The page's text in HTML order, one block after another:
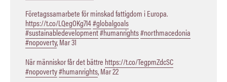
Företagssamarbete för minskad fattigdom i Europa.
https://t.co/LQegOKg7I4#globalgoals
#sustainabledevelopment#humanrights#northmacedonia
#nopoverty,Mar 31
När människor får det bättre https://t.co/TegpmZdcSC
#nopoverty#humanrights,Mar 22